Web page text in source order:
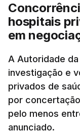
hospitais
em
A Autoridade
investigação e
privados de
por
pelo menos
anunciado.